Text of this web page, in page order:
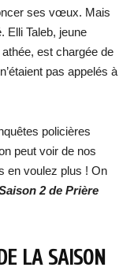
ses vœux. Mais
Elli Taleb, jeune
est chargée de
pas appelés à
policières
peut voir de nos
en voulez plus ! On
2 de Prière
LA SAISON